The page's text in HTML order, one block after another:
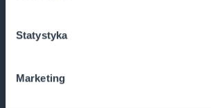
Statystyka
Marketing
Pomoc i wsparcie
Kontakt